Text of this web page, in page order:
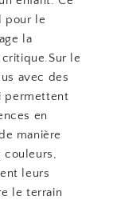
pour le
la
le
avec des
permettent
en
manière
couleurs,
leurs
le terrain